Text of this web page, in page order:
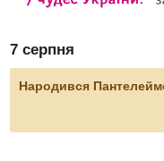
7 серпня
Народився